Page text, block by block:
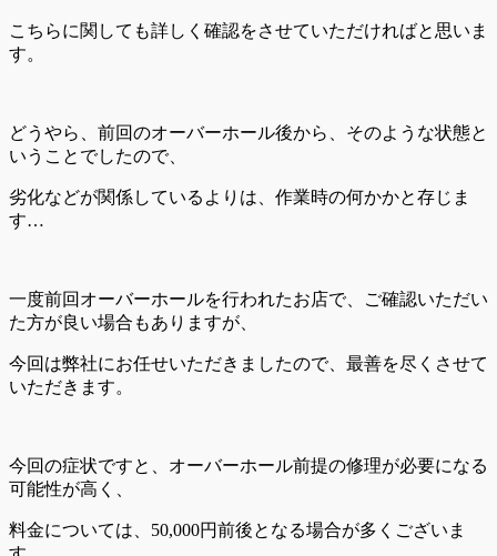
こちらに関しても詳しく確認をさせていただければと思いま
す。
どうやら、前回のオーバーホール後から、そのような状態と
いうことでしたので、
劣化などが関係しているよりは、作業時の何かかと存じま
す…
一度前回オーバーホールを行われたお店で、ご確認いただい
た方が良い場合もありますが、
今回は弊社にお任せいただきましたので、最善を尽くさせて
いただきます。
今回の症状ですと、オーバーホール前提の修理が必要になる
可能性が高く、
料金については、50,000円前後となる場合が多くございま